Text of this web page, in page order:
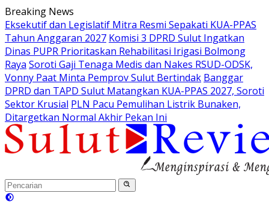
Langsung
ke
konten
Breaking News
Eksekutif dan Legislatif Mitra Resmi Sepakati KUA-PPAS
Tahun Anggaran 2027 Komisi 3 DPRD Sulut Ingatkan
Dinas PUPR Prioritaskan Rehabilitasi Irigasi Bolmong
Raya Soroti Gaji Tenaga Medis dan Nakes RSUD-ODSK,
Vonny Paat Minta Pemprov Sulut Bertindak Banggar
DPRD dan TAPD Sulut Matangkan KUA-PPAS 2027, Soroti
Sektor Krusial PLN Pacu Pemulihan Listrik Bunaken,
Ditargetkan Normal Akhir Pekan Ini